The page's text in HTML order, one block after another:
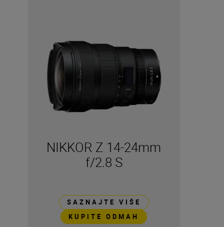
NIKKOR Z 14-24mm
f/2.8 S
SAZNAJTE VIŠE
KUPITE ODMAH